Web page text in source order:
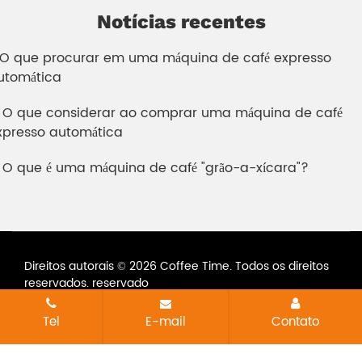
Notícias recentes
O que procurar em uma máquina de café expresso
O que considerar ao comprar uma máquina de café
automática
O que é uma máquina de café "grão-a-xícara"?
Direitos autorais © 2026 Coffee Time. Todos os direitos
reservados. reservado
Todas as etiquetas
Mapa do site
Tel E-mail Contato